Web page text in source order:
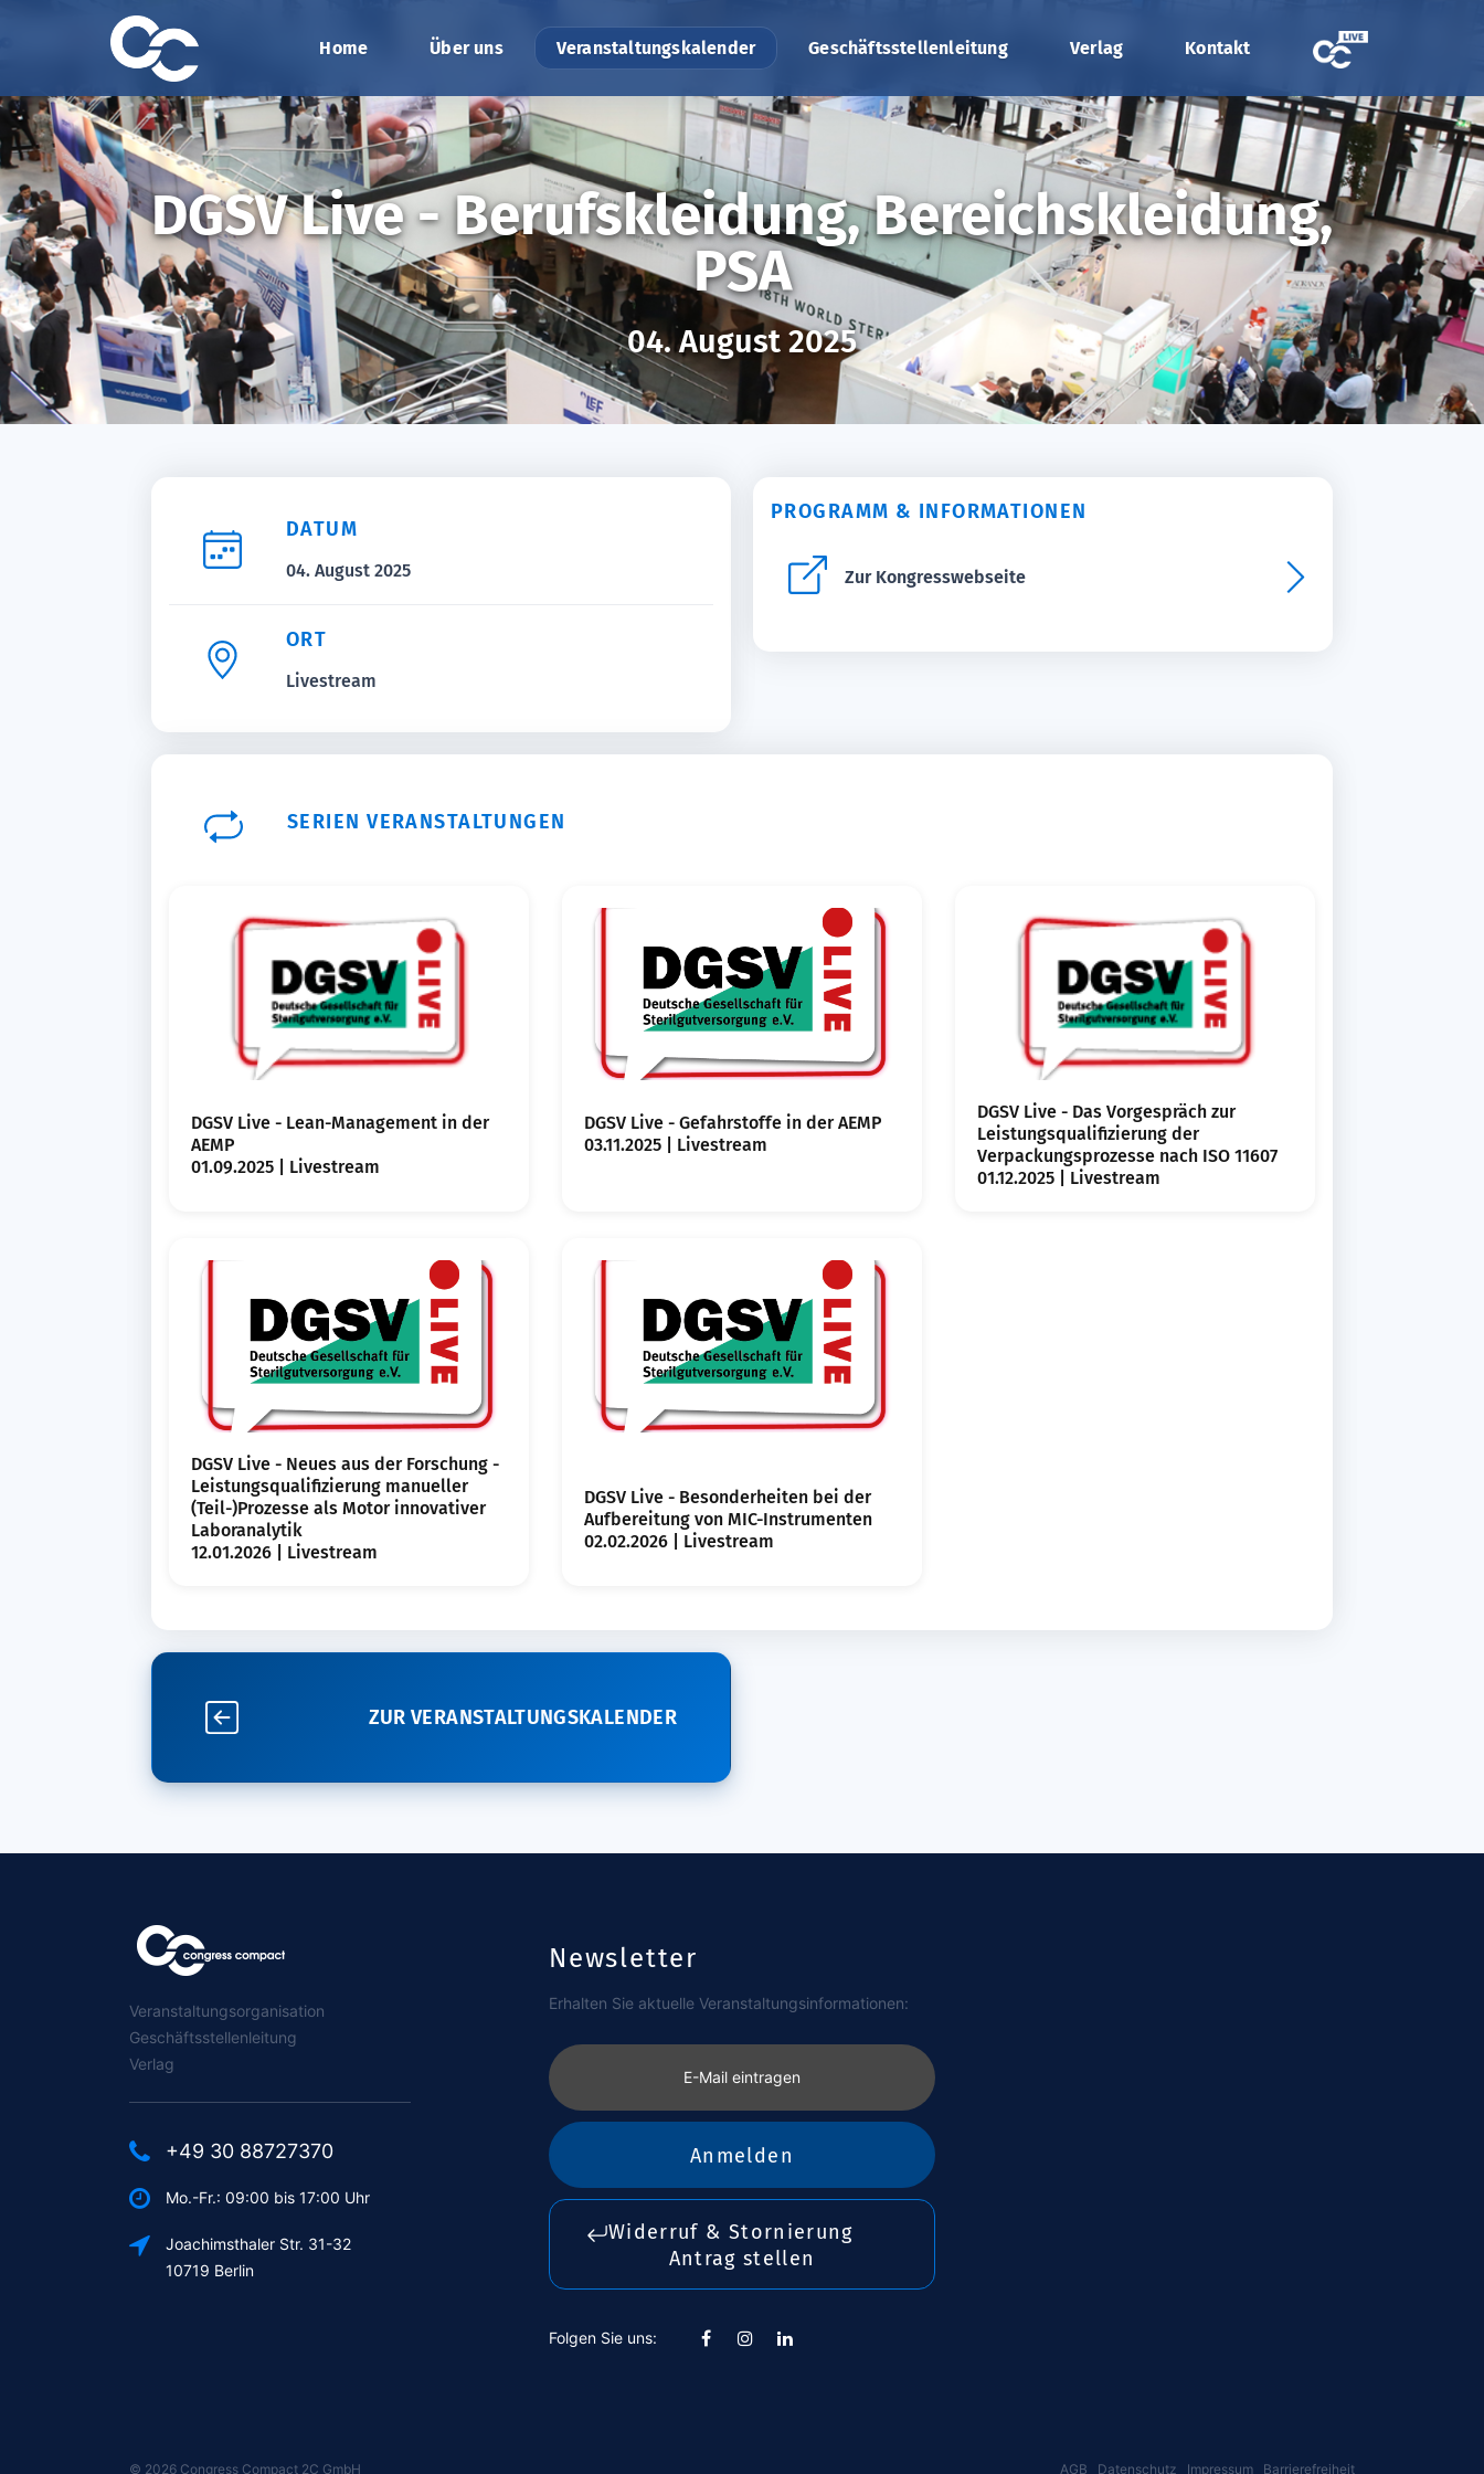
Home Über uns Veranstaltungskalender Geschäftsstellenleitung Verlag Kontakt
DGSV Live - Berufskleidung, Bereichskleidung,
PSA
04. August 2025
DATUM
04. August 2025
ORT
Livestream
PROGRAMM & INFORMATIONEN
Zur Kongresswebseite
SERIEN VERANSTALTUNGEN
DGSV Live - Lean-Management in der
AEMP
01.09.2025 | Livestream
DGSV Live - Gefahrstoffe in der AEMP
03.11.2025 | Livestream
DGSV Live - Das Vorgespräch zur
Leistungsqualifizierung der
Verpackungsprozesse nach ISO 11607
01.12.2025 | Livestream
DGSV Live - Neues aus der Forschung -
Leistungsqualifizierung manueller
(Teil-)Prozesse als Motor innovativer
Laboranalytik
12.01.2026 | Livestream
DGSV Live - Besonderheiten bei der
Aufbereitung von MIC-Instrumenten
02.02.2026 | Livestream
ZUR VERANSTALTUNGSKALENDER
Veranstaltungsorganisation
Geschäftsstellenleitung
Verlag
+49 30 88727370
Mo.-Fr.: 09:00 bis 17:00 Uhr
Joachimsthaler Str. 31-32
10719 Berlin
Newsletter
Erhalten Sie aktuelle Veranstaltungsinformationen:
E-Mail eintragen
Anmelden
Widerruf & Stornierung
Antrag stellen
Folgen Sie uns:
© 2026 Congress Compact 2C GmbH AGB Datenschutz Impressum Barrierefreiheit